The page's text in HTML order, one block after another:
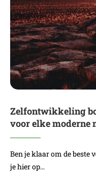
Zelfontwikkeling
voor elke moderne
Ben je klaar om de beste
je hier op…